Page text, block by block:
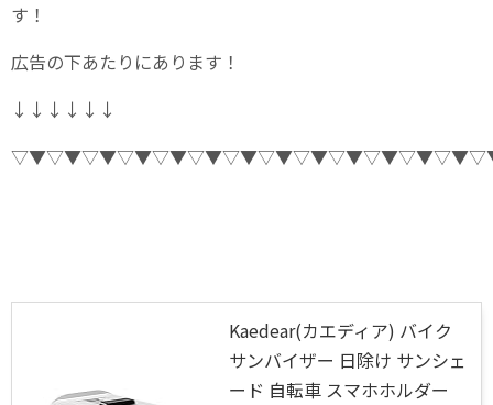
す！
広告の下あたりにあります！
↓↓↓↓↓↓
Kaedear(カエディア) バイク
サンバイザー 日除け サンシェ
ード 自転車 スマホホルダー